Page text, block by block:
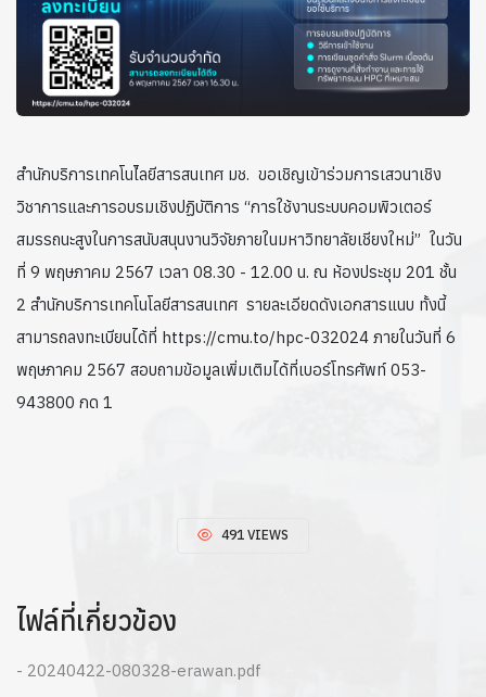
สำนักบริการเทคโนโ่ลยีสารสนเทศ มช. ขอเชิญเข้าร่วมการเสวนาเชิง
วิชาการและการอบรมเชิงปฏิบัติการ “การใช้งานระบบคอมพิวเตอร์
สมรรถนะสูงในการสนับสนุนงานวิจัยภายในมหาวิทยาลัยเชียงใหม่” ในวัน
ที่ 9 พฤษภาคม 2567 เวลา 08.30 - 12.00 น. ณ ห้องประชุม 201 ชั้น
2 สำนักบริการเทคโนโลยีสารสนเทศ รายละเอียดดังเอกสารแนบ ทั้งนี้
สามารถลงทะเบียนได้ที่ https://cmu.to/hpc-032024 ภายในวันที่ 6
พฤษภาคม 2567 สอบถามข้อมูลเพิ่มเติมได้ที่เบอร์โทรศัพท์ 053-
943800 กด 1
491 VIEWS
ไฟล์ที่เกี่ยวข้อง
- 20240422-080328-erawan.pdf